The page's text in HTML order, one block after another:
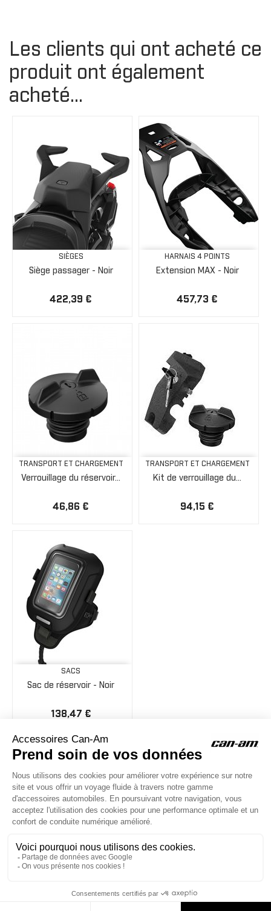
AJOUTER AU PANIER
Les clients qui ont acheté ce
produit ont également
acheté...
SIÈGES
Siège passager - Noir
422,39 €
HARNAIS 4 POINTS
Extension MAX - Noir
457,73 €
TRANSPORT ET CHARGEMENT
Verrouillage du réservoir...
46,86 €
TRANSPORT ET CHARGEMENT
Kit de verrouillage du...
94,15 €
SACS
Sac de réservoir - Noir
138,47 €
ACCESSOIRES CAN-AM
Le site d'accessoires Can-Am vous propose des accessoires d'origine
pour équiper votre véhicule 3 roues (On Road) ou votre véhicule tout
© Groupe Legrand 2025